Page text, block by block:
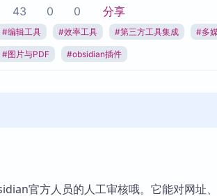
热门链接Top5
加速访问 Obsidian 官方
市场
Zotero 插件
插件
43 0 0 分享
#编辑工具 #效率工具 #第三方工具集成 #多
#图片与PDF #obsidian插件
官方人员的人工审核哦。它能对网址